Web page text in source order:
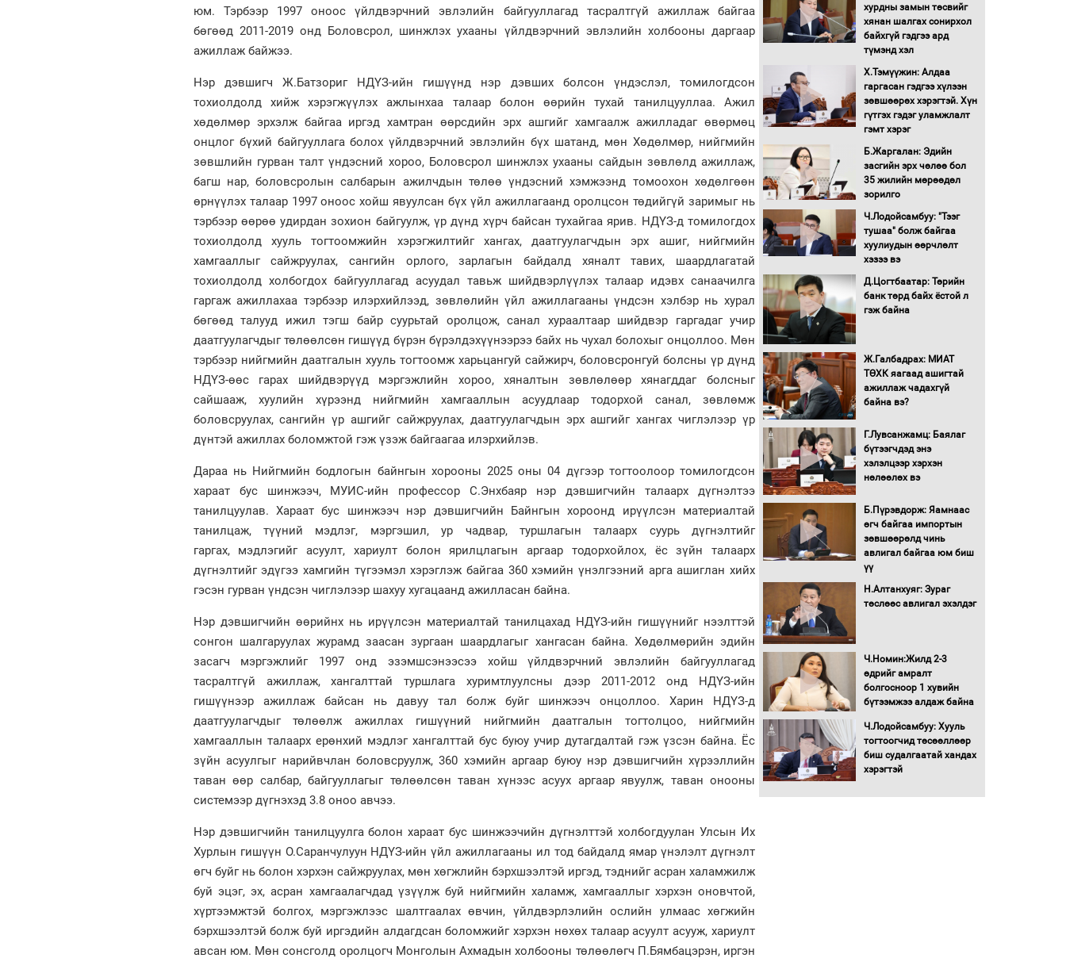
юм. Тэрбээр 1997 оноос үйлдвэрчний эвлэлийн байгууллагад тасралтгүй ажиллаж байгаа
бөгөөд 2011-2019 онд Боловсрол, шинжлэх ухааны үйлдвэрчний эвлэлийн холбооны даргаар
ажиллаж байжээ.
Нэр дэвшигч Ж.Батзориг НДҮЗ-ийн гишүүнд нэр дэвших болсон үндэслэл, томилогдсон
тохиолдолд хийж хэрэгжүүлэх ажлынхаа талаар болон өөрийн тухай танилцууллаа. Ажил
хөдөлмөр эрхэлж байгаа иргэд хамтран өөрсдийн эрх ашгийг хамгаалж ажилладаг өвөрмөц
онцлог бүхий байгууллага болох үйлдвэрчний эвлэлийн бүх шатанд, мөн Хөдөлмөр, нийгмийн
зөвшлийн гурван талт үндэсний хороо, Боловсрол шинжлэх ухааны сайдын зөвлөлд ажиллаж,
багш нар, боловсролын салбарын ажилчдын төлөө үндэсний хэмжээнд томоохон хөдөлгөөн
өрнүүлэх талаар 1997 оноос хойш явуулсан бүх үйл ажиллагаанд оролцсон төдийгүй заримыг нь
тэрбээр өөрөө удирдан зохион байгуулж, үр дүнд хүрч байсан тухайгаа ярив. НДҮЗ-д томилогдох
тохиолдолд хууль тогтоомжийн хэрэгжилтийг хангах, даатгуулагчдын эрх ашиг, нийгмийн
хамгааллыг сайжруулах, сангийн орлого, зарлагын байдалд хяналт тавих, шаардлагатай
тохиолдолд холбогдох байгууллагад асуудал тавьж шийдвэрлүүлэх талаар идэвх санаачилга
гаргаж ажиллахаа тэрбээр илэрхийлээд, зөвлөлийн үйл ажиллагааны үндсэн хэлбэр нь хурал
бөгөөд талууд ижил тэгш байр суурьтай оролцож, санал хураалтаар шийдвэр гаргадаг учир
даатгуулагчдыг төлөөлсөн гишүүд бүрэн бүрэлдэхүүнээрээ байх нь чухал болохыг онцоллоо. Мөн
тэрбээр нийгмийн даатгалын хууль тогтоомж харьцангуй сайжирч, боловсронгуй болсны үр дүнд
НДҮЗ-өөс гарах шийдвэрүүд мэргэжлийн хороо, хяналтын зөвлөлөөр хянагддаг болсныг
сайшааж, хуулийн хүрээнд нийгмийн хамгааллын асуудлаар тодорхой санал, зөвлөмж
боловсруулах, сангийн үр ашгийг сайжруулах, даатгуулагчдын эрх ашгийг хангах чиглэлээр үр
дүнтэй ажиллах боломжтой гэж үзэж байгаагаа илэрхийлэв.
Дараа нь Нийгмийн бодлогын байнгын хорооны 2025 оны 04 дүгээр тогтоолоор томилогдсон
хараат бус шинжээч, МУИС-ийн профессор С.Энхбаяр нэр дэвшигчийн талаарх дүгнэлтээ
танилцуулав. Хараат бус шинжээч нэр дэвшигчийн Байнгын хороонд ирүүлсэн материалтай
танилцаж, түүний мэдлэг, мэргэшил, ур чадвар, туршлагын талаарх суурь дүгнэлтийг
гаргах, мэдлэгийг асуулт, хариулт болон ярилцлагын аргаар тодорхойлох, ёс зүйн талаарх
дүгнэлтийг эдүгээ хамгийн түгээмэл хэрэглэж байгаа 360 хэмийн үнэлгээний арга ашиглан хийх
гэсэн гурван үндсэн чиглэлээр шахуу хугацаанд ажилласан байна.
Нэр дэвшигчийн өөрийнх нь ирүүлсэн материалтай танилцахад НДҮЗ-ийн гишүүнийг нээлттэй
сонгон шалгаруулах журамд заасан зургаан шаардлагыг хангасан байна. Хөдөлмөрийн эдийн
засагч мэргэжлийг 1997 онд эзэмшсэнээсээ хойш үйлдвэрчний эвлэлийн байгууллагад
тасралтгүй ажиллаж, хангалттай туршлага хуримтлуулсны дээр 2011-2012 онд НДҮЗ-ийн
гишүүнээр ажиллаж байсан нь давуу тал болж буйг шинжээч онцоллоо. Харин НДҮЗ-д
даатгуулагчдыг төлөөлж ажиллах гишүүний нийгмийн даатгалын тогтолцоо, нийгмийн
хамгааллын талаарх ерөнхий мэдлэг хангалттай бус буюу учир дутагдалтай гэж үзсэн байна. Ёс
зүйн асуулгыг нарийвчлан боловсруулж, 360 хэмийн аргаар буюу нэр дэвшигчийн хүрээллийн
таван өөр салбар, байгууллагыг төлөөлсөн таван хүнээс асуух аргаар явуулж, таван онооны
системээр дүгнэхэд 3.8 оноо авчээ.
Нэр дэвшигчийн танилцуулга болон хараат бус шинжээчийн дүгнэлттэй холбогдуулан Улсын Их
Хурлын гишүүн О.Саранчулуун НДҮЗ-ийн үйл ажиллагааны ил тод байдалд ямар үнэлэлт дүгнэлт
өгч буйг нь болон хэрхэн сайжруулах, мөн хөгжлийн бэрхшээлтэй иргэд, тэднийг асран халамжилж
буй эцэг, эх, асран хамгаалагчдад үзүүлж буй нийгмийн халамж, хамгааллыг хэрхэн оновчтой,
хүртээмжтэй болгох, мэргэжлээс шалтгаалах өвчин, үйлдвэрлэлийн ослийн улмаас хөгжийн
бэрхшээлтэй болж буй иргэдийн алдагдсан боломжийг хэрхэн нөхөх талаар асуулт асууж, хариулт
авсан юм. Мөн сонсголд оролцогч Монголын Ахмадын холбооны төлөөлөгч П.Бямбацэрэн, иргэн
волейболын тэмцээнд
оролцож байгаа баг
тамирчдад амжилт
хүслээ
Автобензин, дизель
түлшний онцгой албан
татварыг тэглэлээ
Санхүүгийн хэмнэлтийн
горимд эрүүл мэндийн
салбар хамаарахгүй
Нөөцийн махны
худалдаа, борлуулалтыг
нээлттэй ил тод болгоно
“Тал хээрийн
төлөвлөгөө”-гөө
танилцуулна
журмыг баталлаа
Бүх шатанд хэмнэлтийн
наадам, зөвлөгөөн,
гадаад томилолтыг
хориглолоо
Сайд нар төсвөө хэрхэн
Засгийн газрын ээлжит
хуралдаан болж байна
Автомашинд улсын
олгоно
Бага орлоготой
иргэдийн орлогод
татвар ногдуулахгүй
байх эрх зүйн орчныг
бүрдүүллээ
Хөшөө бүтсэн түүхийг
өгүүлэх 7 баримт
хурдны замын төсвийг
хянан шалгах сонирхол
байхгүй гэдгээ ард
түмэнд хэл
Х.Тэмүүжин: Алдаа
гаргасан гэдгээ хүлээн
зөвшөөрөх хэрэгтэй. Хүн
гүтгэх гэдэг уламжлалт
гэмт хэрэг
Б.Жаргалан: Эдийн
засгийн эрх чөлөө бол
35 жилийн мөрөөдөл
зорилго
Ч.Лодойсамбуу: "Тээг
тушаа" болж байгаа
хуулиудын өөрчлөлт
хэзээ вэ
Д.Цогтбаатар: Төрийн
банк төрд байх ёстой л
гэж байна
Ж.Галбадрах: МИАТ
ТӨХК яагаад ашигтай
ажиллаж чадахгүй
байна вэ?
Г.Лувсанжамц: Баялаг
бүтээгчдэд энэ
хэлэлцээр хэрхэн
нөлөөлөх вэ
Б.Пүрэвдорж: Яамнаас
өгч байгаа импортын
зөвшөөрөлд чинь
авлигал байгаа юм биш
үү
Н.Алтанхуяг: Зураг
төслөөс авлигал эхэлдэг
Ч.Номин:Жилд 2-3
өдрийг амралт
болгосноор 1 хувийн
бүтээмжээ алдаж байна
Ч.Лодойсамбуу: Хууль
тогтоогчид төсөөллөөр
биш судалгаатай хандах
хэрэгтэй